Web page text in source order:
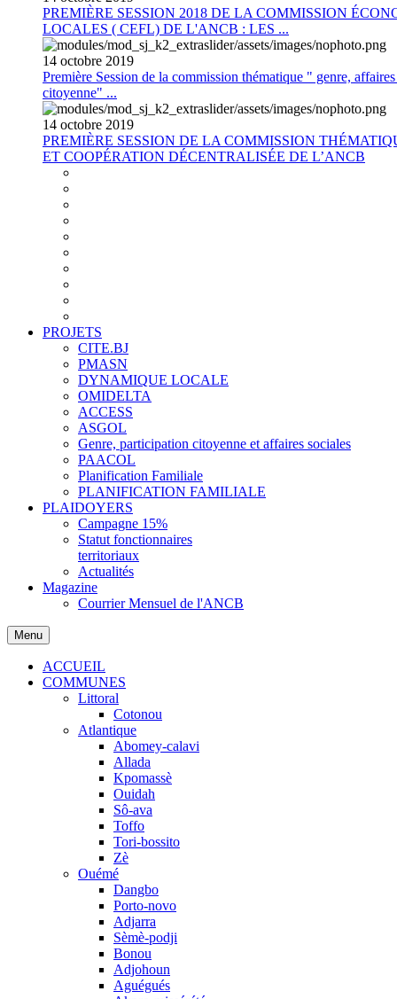
PREMIÈRE SESSION 2018 DE LA COMMISSION
LOCALES ( CEFL) DE L'ANCB : LES ...
14 octobre 2019
Première Session de la commission thématique " genre,
citoyenne" ...
14 octobre 2019
PREMIÈRE SESSION DE LA COMMISSION
ET COOPÉRATION DÉCENTRALISÉE DE L’ANCB
PROJETS
CITE.BJ
PMASN
DYNAMIQUE LOCALE
OMIDELTA
ACCESS
ASGOL
Genre, participation citoyenne et affaires sociales
PAACOL
Planification Familiale
PLANIFICATION FAMILIALE
PLAIDOYERS
Campagne 15%
Statut fonctionnaires
territoriaux
Actualités
Magazine
Courrier Mensuel de l'ANCB
Menu
ACCUEIL
COMMUNES
Littoral
Cotonou
Atlantique
Abomey-calavi
Allada
Kpomassè
Ouidah
Sô-ava
Toffo
Tori-bossito
Zè
Ouémé
Dangbo
Porto-novo
Adjarra
Sèmè-podji
Bonou
Adjohoun
Aguégués